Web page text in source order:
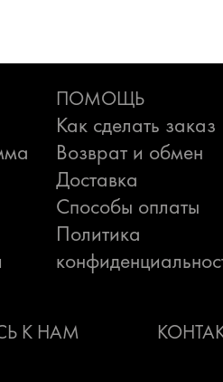
ПОМОЩЬ
Как сделать заказ
Возврат и обмен
Доставка
Способы оплаты
Политика
К НАМ